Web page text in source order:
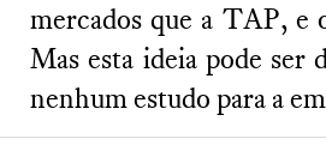
mercados que a TAP, e
Mas esta ideia pode ser
nenhum estudo para a